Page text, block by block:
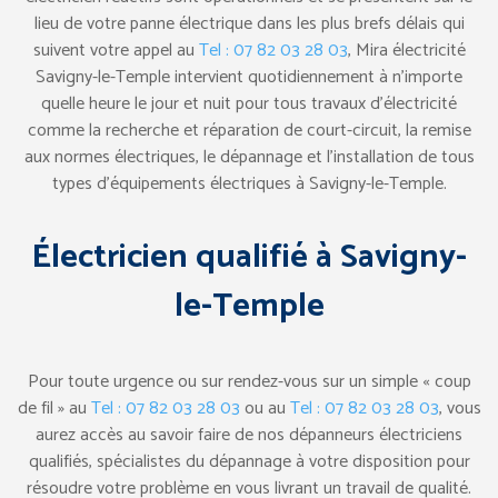
lieu de votre panne électrique dans les plus brefs délais qui
suivent votre appel auTel : 07 82 03 28 03, Mira électricité
Savigny-le-Temple intervient quotidiennement à n’importe
quelle heure le jour et nuit pour tous travaux d’électricité
comme la recherche et réparation de court-circuit, la remise
aux normes électriques, le dépannage et l’installation de tous
types d’équipements électriques à Savigny-le-Temple.
Électricien qualifié à Savigny-
le-Temple
Pour toute urgence ou sur rendez-vous sur un simple « coup
de fil » auTel : 07 82 03 28 03ou auTel : 07 82 03 28 03, vous
aurez accès au savoir faire de nos dépanneurs électriciens
qualifiés, spécialistes du dépannage à votre disposition pour
résoudre votre problème en vous livrant un travail de qualité.